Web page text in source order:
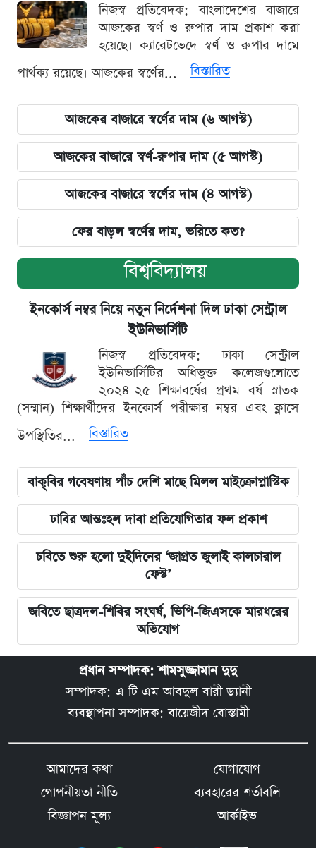
নিজস্ব প্রতিবেদক: বাংলাদেশের বাজারে
আজকের স্বর্ণ ও রুপার দাম প্রকাশ করা
হয়েছে। ক্যারেটভেদে স্বর্ণ ও রুপার দামে
পার্থক্য রয়েছে। আজকের স্বর্ণের...
বিস্তারিত
আজকের বাজারে স্বর্ণের দাম (৬ আগস্ট)
আজকের বাজারে স্বর্ণ-রুপার দাম (৫ আগস্ট)
আজকের বাজারে স্বর্ণের দাম (৪ আগস্ট)
ফের বাড়ল স্বর্ণের দাম, ভরিতে কত?
বিশ্ববিদ্যালয়
ইনকোর্স নম্বর নিয়ে নতুন নির্দেশনা দিল ঢাকা সেন্ট্রাল
ইউনিভার্সিটি
নিজস্ব প্রতিবেদক: ঢাকা সেন্ট্রাল
ইউনিভার্সিটির অধিভুক্ত কলেজগুলোতে
২০২৪-২৫ শিক্ষাবর্ষের প্রথম বর্ষ স্নাতক
(সম্মান) শিক্ষার্থীদের ইনকোর্স পরীক্ষার নম্বর এবং ক্লাসে
উপস্থিতির...
বিস্তারিত
বাকৃবির গবেষণায় পাঁচ দেশি মাছে মিলল মাইক্রোপ্লাস্টিক
ঢাবির আন্তঃহল দাবা প্রতিযোগিতার ফল প্রকাশ
চবিতে শুরু হলো দুইদিনের ‘জাগ্রত জুলাই কালচারাল
ফেস্ট’
জবিতে ছাত্রদল-শিবির সংঘর্ষ, ভিপি-জিএসকে মারধরের
অভিযোগ
প্রধান সম্পাদক: শামসুজ্জামান দুদু
সম্পাদক: এ টি এম আবদুল বারী ড্যানী
ব্যবস্থাপনা সম্পাদক: বায়েজীদ বোস্তামী
আমাদের কথা
যোগাযোগ
গোপনীয়তা নীতি
ব্যবহারের শর্তাবলি
বিজ্ঞাপন মূল্য
আর্কাইভ